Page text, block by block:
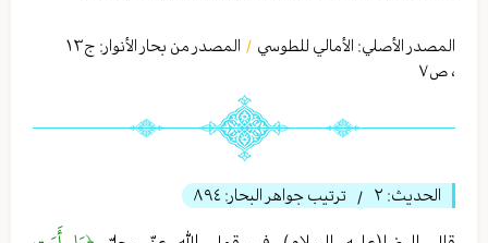
المصدر الأصلي: الأمالي للطوسي / المصدر من بحار الأنوار: ج١٣
، ص٧
الحديث: ٢ / ترتيب جواهر البحار: ٨٩٤